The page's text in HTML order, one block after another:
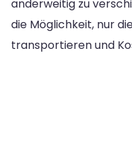
anderweitig zu
die Möglichkeit, nur
transportieren und